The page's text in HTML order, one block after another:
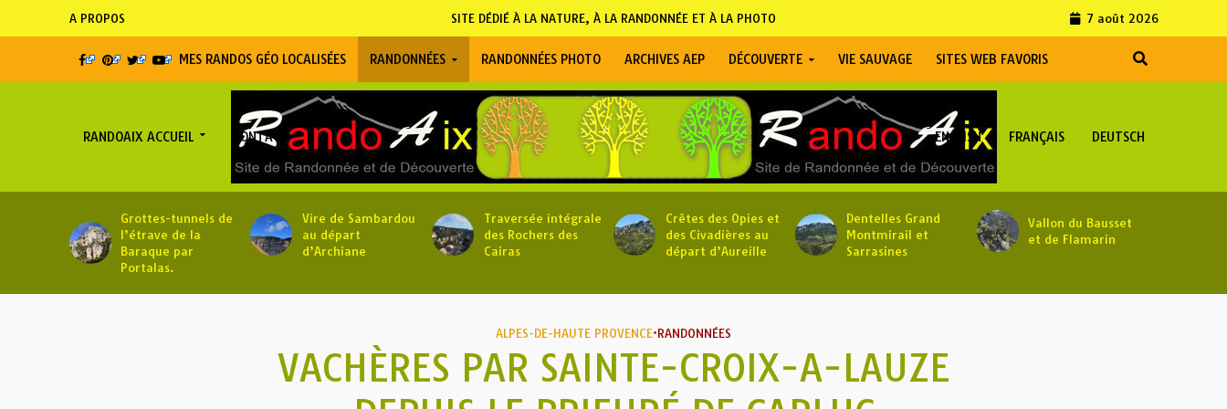
A PROPOS 7 août 2026
SITE DÉDIÉ À LA NATURE, À LA RANDONNÉE ET À LA PHOTO
MES RANDOS GÉO LOCALISÉES RANDONNÉES RANDONNÉES PHOTO ARCHIVES AEP DÉCOUVERTE VIE SAUVAGE SITES WEB FAVORIS
RANDOAIX ACCUEIL CONTACT ENGLISH FRANÇAIS DEUTSCH
Grottes-tunnels de
l’étrave de la
Baraque par
Portalas.
Vire de Sambardou
au départ
d’Archiane
Traversée intégrale
des Rochers des
Cairas
Crêtes des Opies et
des Civadières au
départ d’Aureille
Dentelles Grand
Montmirail et
Sarrasines
Vallon du Bausset
et de Flamarin
ALPES-DE-HAUTE PROVENCE•RANDONNÉES
VACHÈRES PAR SAINTE-CROIX-A-LAUZE